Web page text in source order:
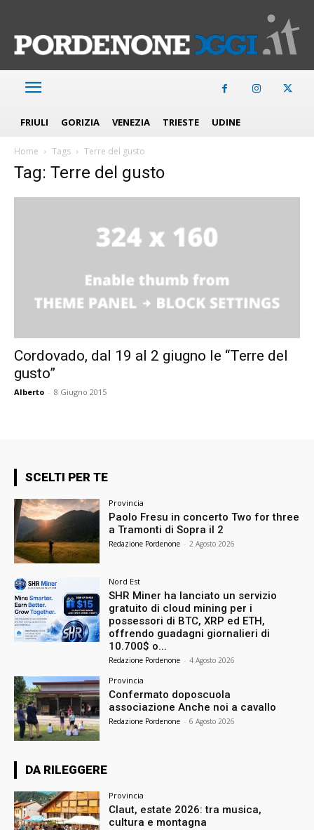
FRIULI GORIZIA VENEZIA TRIESTE UDINE
Home Tags Terre del gusto
Tag: Terre del gusto
Cordovado, dal 19 al 2 giugno le “Terre del
gusto”
Alberto - 8 Giugno 2015
SCELTI PER TE
Provincia
Paolo Fresu in concerto Two for three
a Tramonti di Sopra il 2
Redazione Pordenone - 2 Agosto 2026
Nord Est
SHR Miner ha lanciato un servizio
gratuito di cloud mining per i
possessori di BTC, XRP ed ETH,
offrendo guadagni giornalieri di
10.700$ o...
Redazione Pordenone - 4 Agosto 2026
Provincia
Confermato doposcuola
associazione Anche noi a cavallo
Redazione Pordenone - 6 Agosto 2026
DA RILEGGERE
Provincia
Claut, estate 2026: tra musica,
cultura e montagna